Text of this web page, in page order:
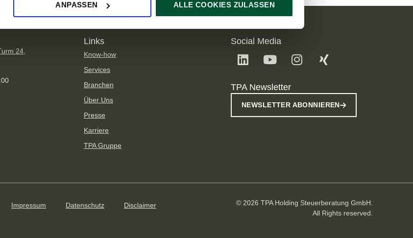
ANPASSEN ALLE COOKIES ZULASSEN
24,
Links
Know-how
Services
Branchen
Über Uns
Presse
Karriere
TPA Gruppe
Social Media
TPA Newsletter
NEWSLETTER ABONNIEREN
Impressum Datenschutz Disclaimer
© 2026 TPA Holding Steuerberatung GmbH.
All Rights reserved.